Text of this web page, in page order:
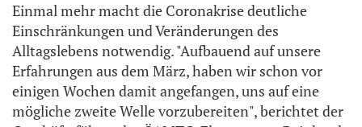
Einmal mehr macht die Coronakrise deutliche
Einschränkungen und Veränderungen des
Alltagslebens notwendig. "Aufbauend auf unsere
Erfahrungen aus dem März, haben wir schon vor
einigen Wochen damit angefangen, uns auf eine
mögliche zweite Welle vorzubereiten", berichtet der